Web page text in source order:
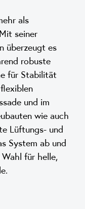
als
seiner
überzeugt es
robuste
für Stabilität
und im
wie auch
Lüftungs- und
System ab und
für helle,